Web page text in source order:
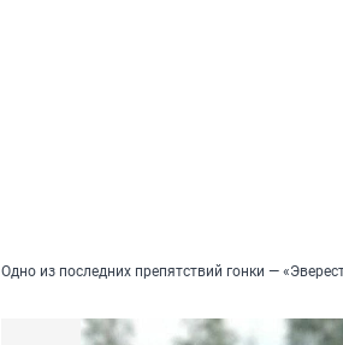
Одно из последних препятствий гонки —